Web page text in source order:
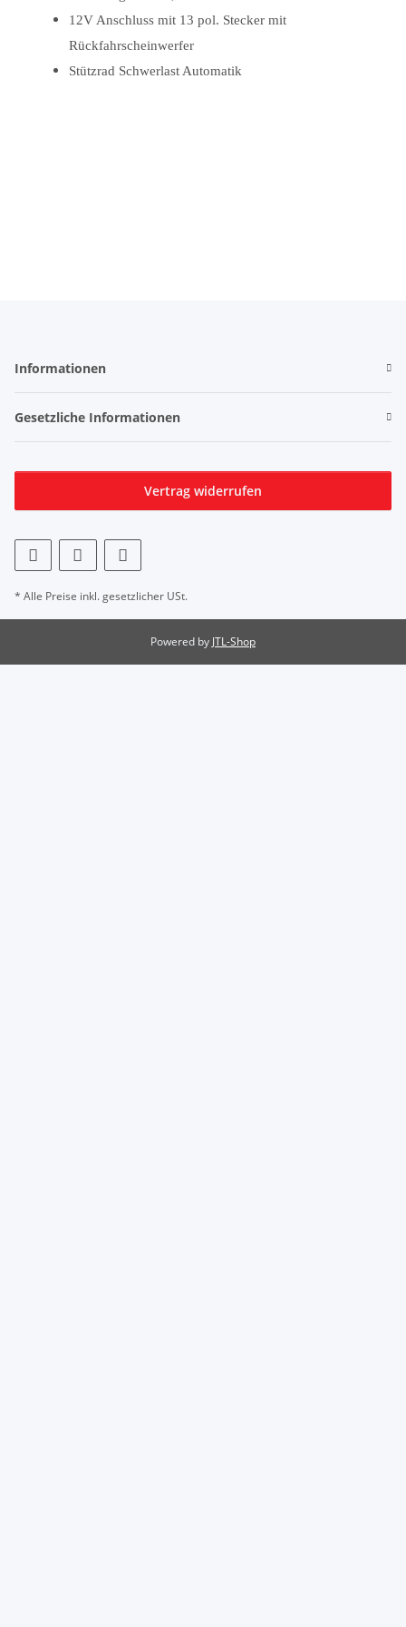
12V Anschluss mit 13 pol. Stecker mit
Rückfahrscheinwerfer
Stützrad Schwerlast Automatik
Informationen
Gesetzliche Informationen
Vertrag widerrufen
* Alle Preise inkl. gesetzlicher USt.
Powered by JTL-Shop